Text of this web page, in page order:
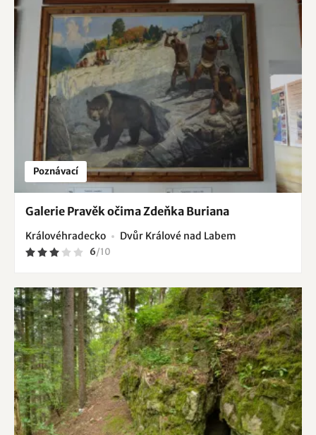
Poznávací
Galerie Pravěk očima Zdeňka Buriana
Královéhradecko Dvůr Králové nad Labem
6/10